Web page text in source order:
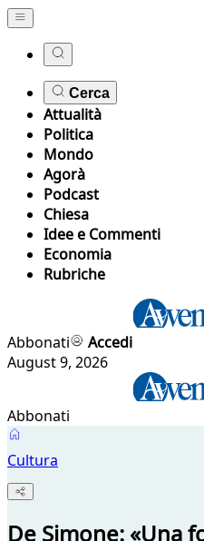
Cerca
Attualità
Politica
Mondo
Agorà
Podcast
Chiesa
Idee e Commenti
Economia
Rubriche
Abbonati
Accedi
August 9, 2026
Abbonati
Cultura
De Simone: «Una